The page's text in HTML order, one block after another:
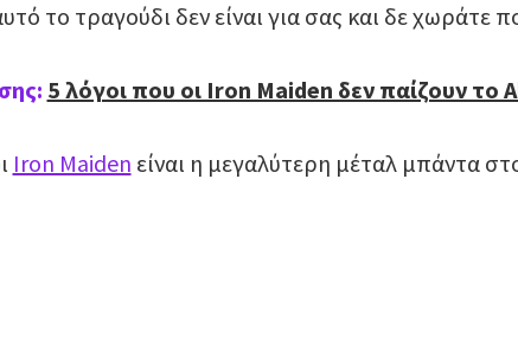
το τραγούδι δεν είναι για σας και δε χωράτε
5 λόγοι που οι Iron Maiden δεν παίζουν
Iron Maiden είναι η μεγαλύτερη μέταλ μπάντα